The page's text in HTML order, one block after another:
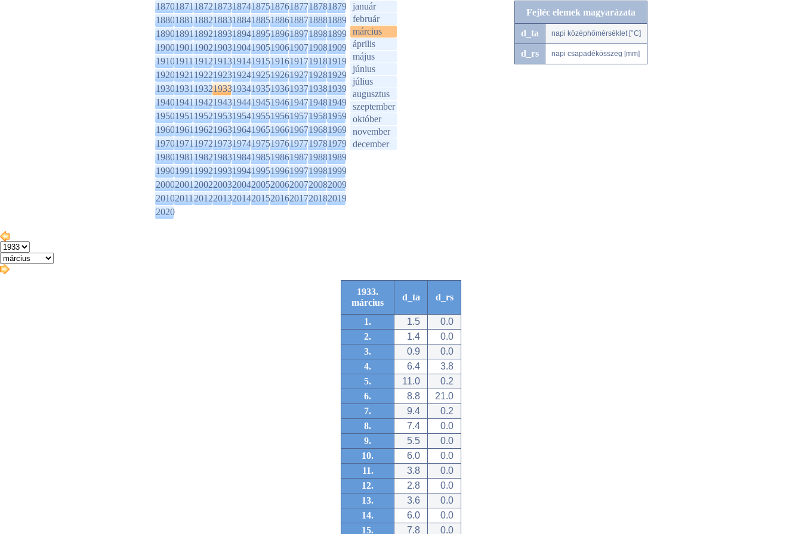
1870187118721873187418751876187718781879
1880188118821883188418851886188718881889
1890189118921893189418951896189718981899
1900190119021903190419051906190719081909
1910191119121913191419151916191719181919
1920192119221923192419251926192719281929
1930193119321933193419351936193719381939
1940194119421943194419451946194719481949
1950195119521953195419551956195719581959
1960196119621963196419651966196719681969
1970197119721973197419751976197719781979
1980198119821983198419851986198719881989
1990199119921993199419951996199719981999
2000200120022003200420052006200720082009
2010201120122013201420152016201720182019
2020
január
február
március
április
május
június
július
augusztus
szeptember
október
november
december
Fejléc elemek magyarázata
d_ta napi középhőmérséklet [°C]
d_rs napi csapadékösszeg [mm]
1933.
március
d_ta d_rs
1. 1.5
0.0
2.
1.4
0.0
3.
0.9
0.0
4.
6.4
3.8
5.
11.0
0.2
6.
8.8
21.0
7.
9.4
0.2
8.
7.4
0.0
9.
5.5
0.0
10.
6.0
0.0
11.
3.8
0.0
12.
2.8
0.0
13.
3.6
0.0
14.
6.0
0.0
15.
7.8 0.0